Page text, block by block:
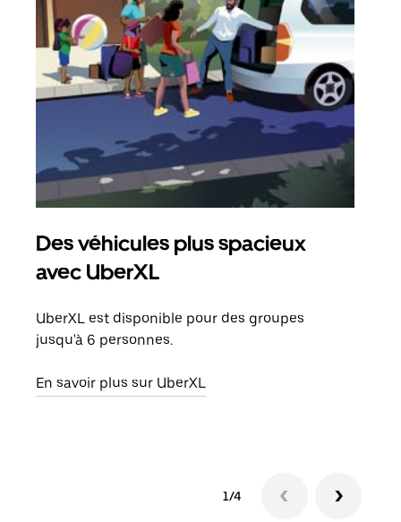
Des véhicules plus spacieux
avec UberXL
UberXL est disponible pour des groupes
jusqu'à 6 personnes.
En savoir plus sur UberXL
1/4